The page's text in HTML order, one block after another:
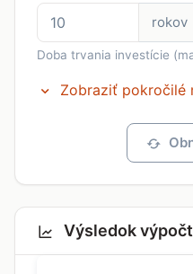
rokov
Doba trvania investície
Zobraziť pokročilé
Výsledok